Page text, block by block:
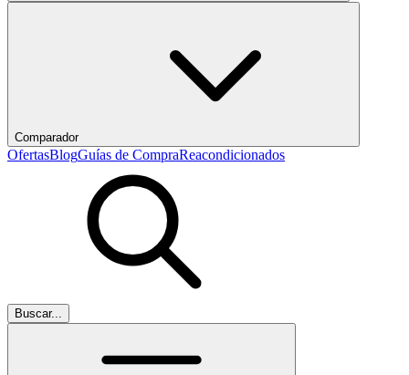
Comparador
OfertasBlogGuías de CompraReacondicionados
Buscar...